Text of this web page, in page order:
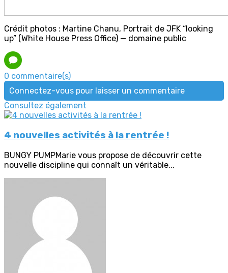
Crédit photos : Martine Chanu, Portrait de JFK “looking
up” (White House Press Office) — domaine public
0 commentaire(s)
Connectez-vous pour laisser un commentaire
Consultez également
4 nouvelles activités à la rentrée !
BUNGY PUMPMarie vous propose de découvrir cette
nouvelle discipline qui connaît un véritable...